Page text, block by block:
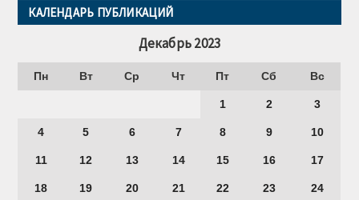
КАЛЕНДАРЬ ПУБЛИКАЦИЙ
Декабрь 2023
Пн Вт Ср Чт Пт Сб Вс
1 2 3
4 5 6 7 8 9 10
11 12 13 14 15 16 17
18 19 20 21 22 23 24